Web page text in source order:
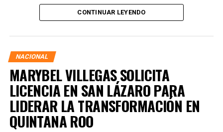
presidenta de la República, Claudia Sheinbaum Pardo,
asegurando que la consolidación del bienestar social
CONTINUAR LEYENDO
NACIONAL
MARYBEL VILLEGAS SOLICITA
LICENCIA EN SAN LÁZARO PARA
LIDERAR LA TRANSFORMACIÓN EN
QUINTANA ROO